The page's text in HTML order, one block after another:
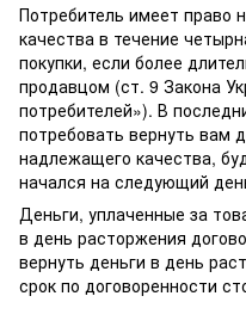
Потребитель имеет право
качества в течение
покупки, если более
продавцом (ст. 9 Закона
потребителей»). В
потребовать вернуть вам
надлежащего качества,
начался на следующий
Деньги, уплаченные за
в день расторжения
вернуть деньги в день
срок по договоренности